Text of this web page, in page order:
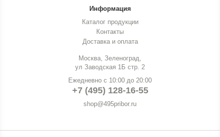
Информация
Каталог продукции
Контакты
Доставка и оплата
Москва, Зеленоград,
ул Заводская 1Б стр. 2
Ежедневно с 10:00 до 20:00
+7 (495) 128-16-55
shop@495pribor.ru